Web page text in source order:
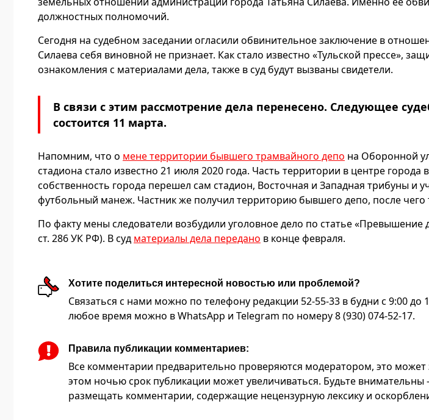
должностных полномочий.
Сегодня на судебном заседании огласили обвинительное заключение в
Силаева себя виновной не признает. Как стало известно «Тульской прессе»,
ознакомления с материалами дела, также в суд будут вызваны свидетели.
В связи с этим рассмотрение дела перенесено. Следующее
состоится 11 марта.
Напомним, что о мене территории бывшего трамвайного депо на Оборонной
стадиона стало известно 21 июля 2020 года. Часть территории в центре
собственность города перешел сам стадион, Восточная и Западная трибуны и
футбольный манеж. Частник же получил территорию бывшего депо, после чего
По факту мены следователи возбудили уголовное дело по статье
ст. 286 УК РФ). В суд материалы дела передано в конце февраля.
Хотите поделиться интересной новостью или проблемой?
Связаться с нами можно по телефону редакции 52-55-33 в будни с 9:00 до
любое время можно в WhatsApp и Telegram по номеру 8 (930) 074-52-17.
Правила публикации комментариев:
Все комментарии предварительно проверяются модератором, это
этом ночью срок публикации может увеличиваться. Будьте
размещать комментарии, содержащие нецензурную лексику и